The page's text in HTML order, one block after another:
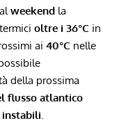
weekend la
oltre i 36°C in
ai 40°C nelle
della prossima
flusso atlantico
instabili.